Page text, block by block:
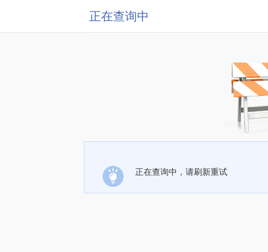
正在查询中
正在查询中，请刷新重试